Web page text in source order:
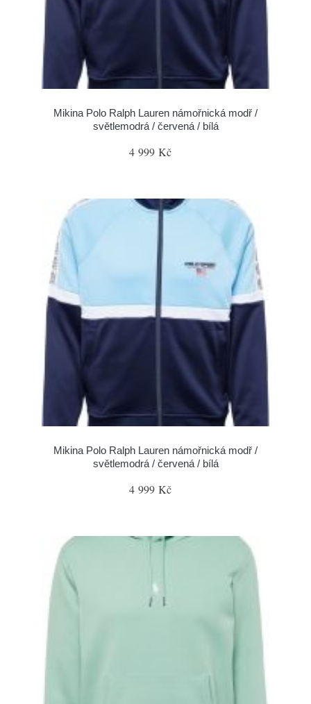
Mikina Polo Ralph Lauren námořnická modř /
světlemodrá / červená / bílá
4 999 Kč
Mikina Polo Ralph Lauren námořnická modř /
světlemodrá / červená / bílá
4 999 Kč